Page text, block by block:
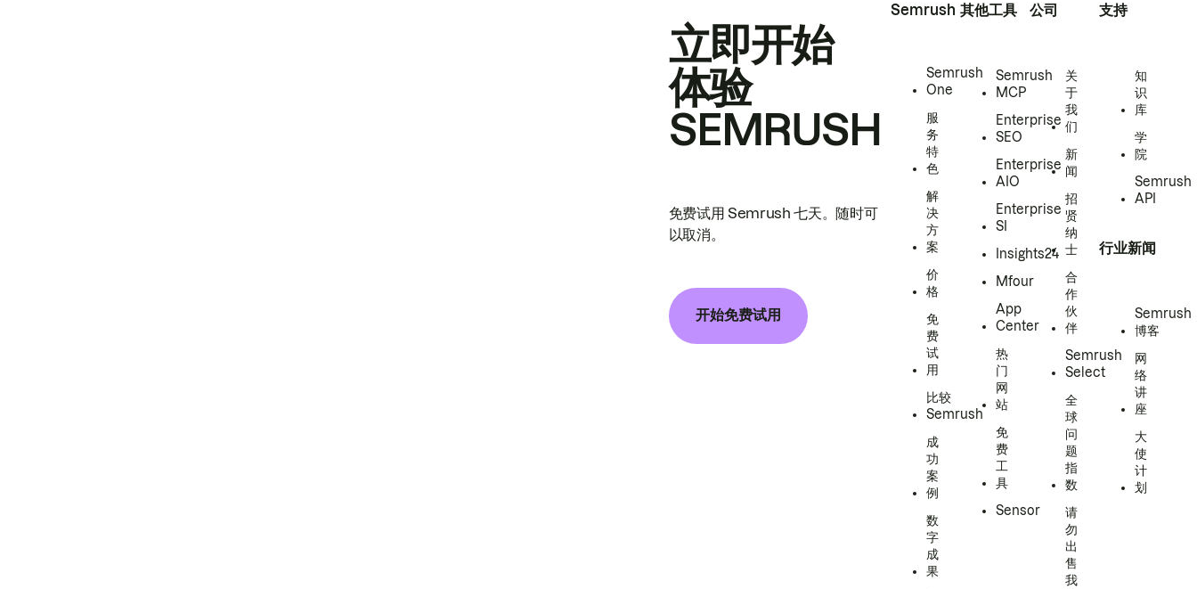
立即开始
体验
SEMRUSH
免费试用 Semrush 七天。随时可
以取消。
开始免费试用
Semrush
Semrush
One
服
务
特
色
解
决
方
案
价
格
免
费
试
用
比较
Semrush
成
功
案
例
数
字
成
果
其他工具
Semrush
MCP
Enterprise
SEO
Enterprise
AIO
Enterprise
SI
Insights24
Mfour
App
Center
热
门
网
站
免
费
工
具
Sensor
公司
关
于
我
们
新
闻
招
贤
纳
士
合
作
伙
伴
Semrush
Select
全
球
问
题
指
数
请
勿
出
售
我
支持
知
识
库
学
院
Semrush
API
行业新闻
Semrush
博客
网
络
讲
座
大
使
计
划